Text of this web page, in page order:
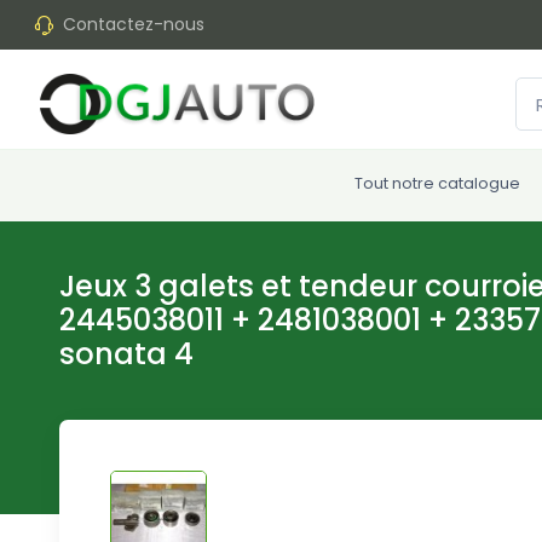
Contactez-nous
Tout notre catalogue
Jeux 3 galets et tendeur
2445038011 + 2481038001 +
sonata 4